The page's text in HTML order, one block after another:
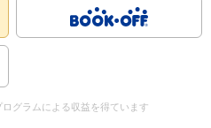
グラムによる収益を得ています